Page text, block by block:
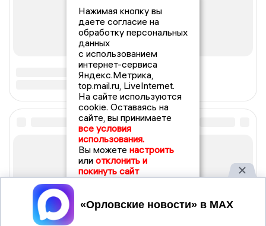
Нажимая кнопку вы
даете согласие на
обработку персональных
данных
с использованием
интернет-сервиса
Яндекс.Метрика,
top.mail.ru, LiveInternet.
На сайте используются
cookie. Оставаясь на
сайте, вы принимаете
все условия
использования.
Вы можете настроить
или отклонить и
покинуть сайт
Принять